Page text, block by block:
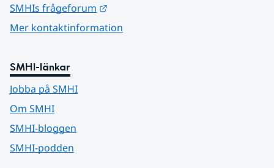
SMHIs frågeforum
Mer kontaktinformation
SMHI-länkar
Jobba på SMHI
Om SMHI
SMHI-bloggen
SMHI-podden